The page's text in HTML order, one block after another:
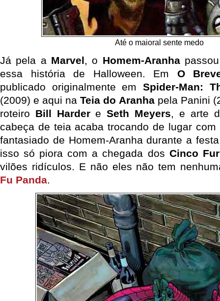
Até o maioral sente medo
Já pela a Marvel, o Homem-Aranhapassou
essa história de Halloween. Em O
publicado originalmente em Spider-Man:
(2009) e aqui naTeia do Aranhapela Panini
roteiro Bill HardereSeth Meyers, e arte
cabeça de teia acaba trocando de lugar
fantasiado de Homem-Aranha durante a
isso só piora com a chegada dos Cinco
vilões ridículos. E não eles não tem
Fu Panda.